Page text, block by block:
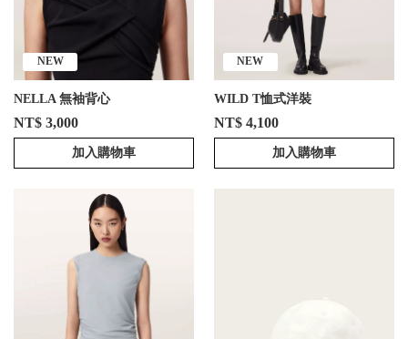
NEW
NELLA 無袖背心
NT$ 3,000
加入購物車
NEW
WILD T恤式洋裝
NT$ 4,100
加入購物車